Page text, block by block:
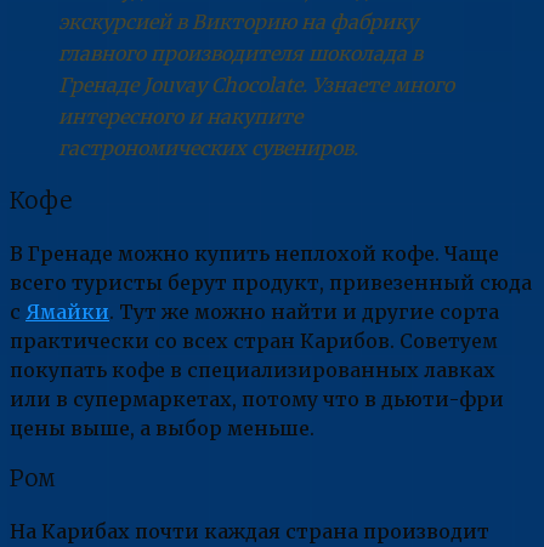
экскурсией в Викторию на фабрику
главного производителя шоколада в
Гренаде Jouvay Chocolate. Узнаете много
интересного и накупите
гастрономических сувениров.
Кофе
В Гренаде можно купить неплохой кофе. Чаще
всего туристы берут продукт, привезенный сюда
с Ямайки. Тут же можно найти и другие сорта
практически со всех стран Карибов. Советуем
покупать кофе в специализированных лавках
или в супермаркетах, потому что в дьюти-фри
цены выше, а выбор меньше.
Ром
На Карибах почти каждая страна производит